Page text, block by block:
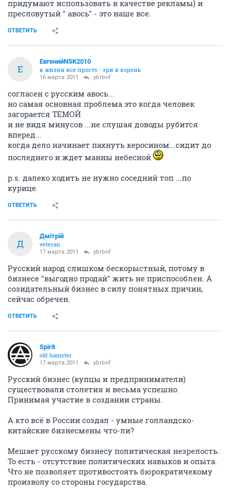
придумают использовать в качестве рекламы) и
пресловутый " авось" - это наше все.
ОТВЕТИТЬ
Е
ЕвгенийNSK2010
в жизни все просто - зри в корень
16 марта 2011 ybrbnf
согласен с русским авось...
но самая основная проблема это когда человек
загорается ТЕМОЙ
и не видя минусов ...не слушая доводы рубится
вперед...
когда дело начинает пахнуть керосином...сидит до
последнего и ждет манны небесной
p.s. далеко ходить не нужно соседний топ ...по
курице.
ОТВЕТИТЬ
Д
Дмiтрiй
veteran
17 марта 2011 ybrbnf
Русский народ слишком бескорыстный, потому в
бизнесе "выгодно продай" жить не приспособлен. А
созидательный бизнес в силу понятных причин,
сейчас обречен.
ОТВЕТИТЬ
Spirit
old hamster
17 марта 2011 ybrbnf
Русский бизнес (купцы и предприниматели)
существовали столетия и весьма успешно.
Принимая участие в создании страны.
А кто всё в России создал - умные голландско-
китайские бизнесмены что-ли?
Мешает русскому бизнесу политическая незрелость.
То есть - отсутствие политических навыков и опыта.
Что не позволяет противостоять бюрократичекому
произволу со стороны государства.